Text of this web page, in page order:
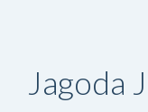
Jagoda